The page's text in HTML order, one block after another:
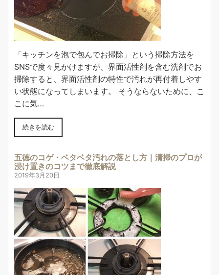
「キッチンを泡で包んでお掃除」という掃除方法を
SNSで度々見かけますが、界面活性剤を含む洗剤でお
掃除すると、界面活性剤の特性で汚れが再付着しやす
い状態になってしまいます。 そうならないために、こ
こに気…
続きを読む
五徳のコゲ・ベタベタ汚れの落とし方｜清掃のプロが
浸け置きのコツまで徹底解説
2019年3月20日